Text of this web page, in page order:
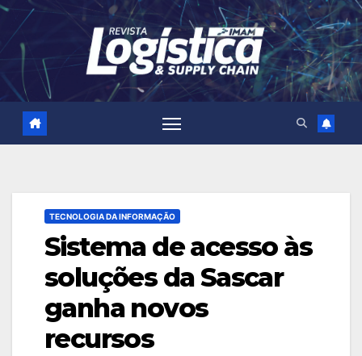
Skip
content
TECNOLOGIA DA INFORMAÇÃO
Sistema de acesso às
soluções da Sascar
ganha novos
recursos